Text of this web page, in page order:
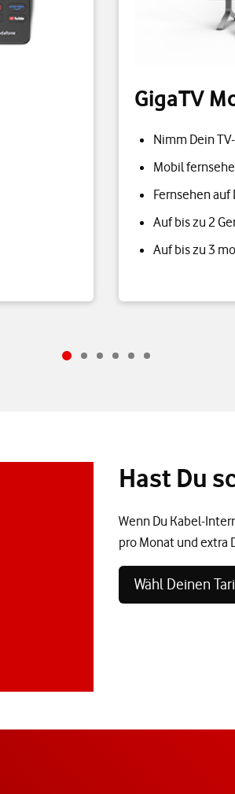
GigaTV
Nimm Dein
Mobil
Fernsehen
Auf bis zu 2
Auf bis zu 3
Hast Du
Wenn Du Kabel-
pro Monat und extra
Wähl Deinen